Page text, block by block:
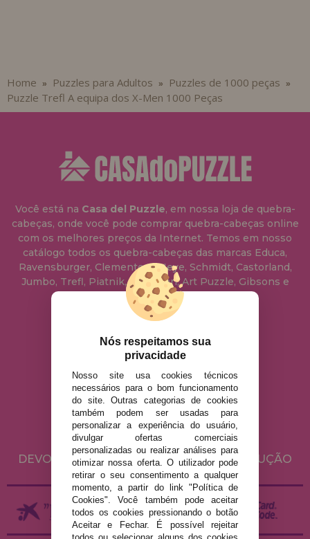
Home » Puzzles para Adultos » Puzzles de 1000 peças »
Puzzle Trefl A equipa dos X-Men 1000 Peças
Você está na Casa del Puzzle, em nossa loja de quebra-
cabeças, onde você pode comprar quebra-cabeças online
com os melhores preços da Internet. Temos em nosso
catálogo todos os quebra-cabeças das marcas Educa,
Ravensburger, Clementoni, Heye, Schmidt, Castorland,
Jumbo, Trefl, Piatnik, Anatolian, Art Puzzle, Gibsons e
muito mais.
info@casadopuzzle.pt
AVISO LEGAL
POLÍTICA DE PRIVACIDADE
POLÍTICA DE COOKIES
ENVIO E DEVOLUÇÕES
DEVOLUÇÕES / DIREITO DE LIVRE RESOLUÇÃO
Nós respeitamos sua
privacidade
Nosso site usa cookies técnicos
necessários para o bom funcionamento
do site. Outras categorias de cookies
também podem ser usadas para
personalizar a experiência do usuário,
divulgar ofertas comerciais
personalizadas ou realizar análises para
otimizar nossa oferta. O utilizador pode
retirar o seu consentimento a qualquer
momento, a partir do link "Política de
Cookies". Você também pode aceitar
todos os cookies pressionando o botão
Aceitar e Fechar. É possível rejeitar